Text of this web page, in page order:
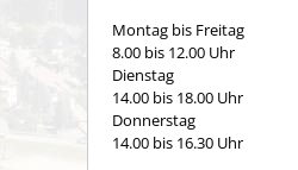
Montag bis Freitag
8.00 bis 12.00 Uhr
Dienstag
14.00 bis 18.00 Uhr
Donnerstag
14.00 bis 16.30 Uhr